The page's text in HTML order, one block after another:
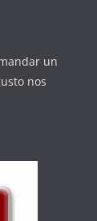
un
nos